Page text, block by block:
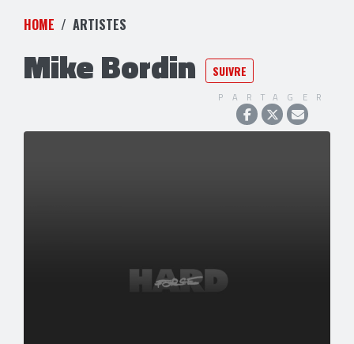
HOME ARTISTES
Mike Bordin SUIVRE
PARTAGER